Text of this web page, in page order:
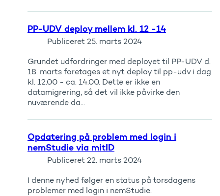
PP-UDV deploy mellem kl. 12 -14
Publiceret 25. marts 2024
Grundet udfordringer med deployet til PP-UDV d.
18. marts foretages et nyt deploy til pp-udv i dag
kl. 12.00 - ca. 14.00. Dette er ikke en
datamigrering, så det vil ikke påvirke den
nuværende da...
Opdatering på problem med login i
nemStudie via mitID
Publiceret 22. marts 2024
I denne nyhed følger en status på torsdagens
problemer med login i nemStudie.